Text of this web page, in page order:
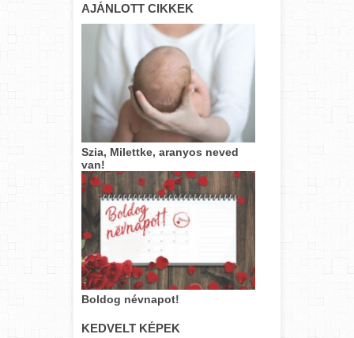
AJÁNLOTT CIKKEK
Szia, Milettke, aranyos neved
van!
Boldog névnapot!
KEDVELT KÉPEK